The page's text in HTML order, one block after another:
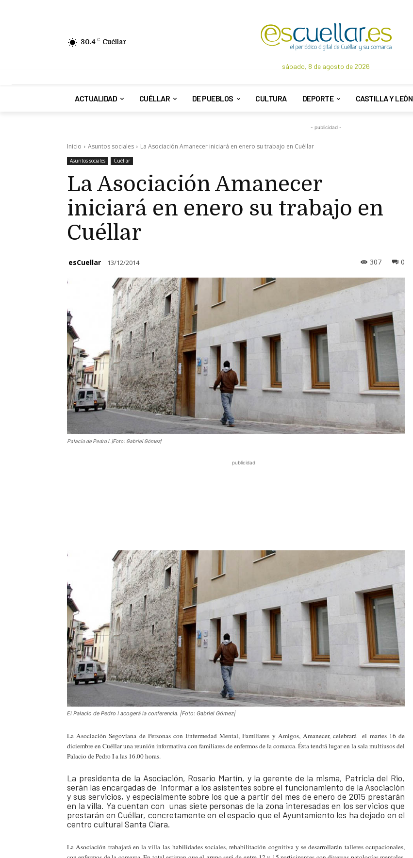
30.4 C Cuéllar
sábado, 8 de agosto de 2026
ACTUALIDAD CUÉLLAR DE PUEBLOS CULTURA DEPORTE CASTILLA Y LEÓN
- publicidad -
Inicio Asuntos sociales La Asociación Amanecer iniciará en enero su trabajo en Cuéllar
Asuntos sociales Cuéllar
La Asociación Amanecer
iniciará en enero su trabajo en
Cuéllar
esCuellar 13/12/2014 0
307
Palacio de Pedro I. |Foto: Gabriel Gómez|
publicidad
El Palacio de Pedro I acogerá la conferencia. |Foto: Gabriel Gómez|
La Asociación Segoviana de Personas con Enfermedad Mental, Familiares y Amigos, Amanecer, celebrará el martes 16 de
diciembre en Cuéllar una reunión informativa con familiares de enfermos de la comarca. Ésta tendrá lugar en la sala multiusos del
Palacio de Pedro I a las 16.00 horas.
La presidenta de la Asociación, Rosario Martín, y la gerente de la misma, Patricia del Rio,
serán las encargadas de informar a los asistentes sobre el funcionamiento de la Asociación
y sus servicios, y especialmente sobre los que a partir del mes de enero de 2015 prestarán
en la villa. Ya cuentan con unas siete personas de la zona interesadas en los servicios que
prestarán en Cuéllar, concretamente en el espacio que el Ayuntamiento les ha dejado en el
centro cultural Santa Clara.
La Asociación trabajará en la villa las habilidades sociales, rehabilitación cognitiva y se desarrollarán talleres ocupacionales,